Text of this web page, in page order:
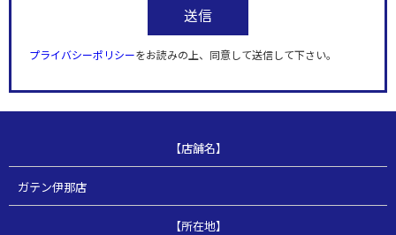
送信
プライバシーポリシーをお読みの上、同意して送信して下さい。
【店舗名】
ガテン伊那店
【所在地】